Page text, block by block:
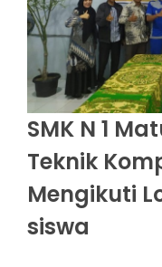
SMK N 1
Teknik
Mengikuti
siswa